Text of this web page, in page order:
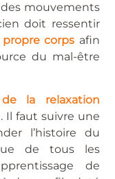
mouvements
doit ressentir
corps afin
du mal-être
la relaxation
Il faut suivre une
l’histoire du
de tous les
de